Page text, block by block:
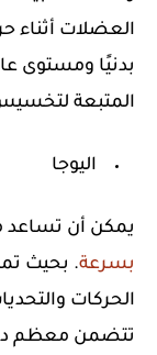
العضلات أثناء
بدنيًا ومستوى
المتبعة
اليوجا
يمكن أن تساعد
بسرعة
الحركات
تتضمن معظم